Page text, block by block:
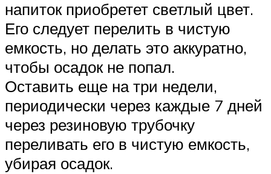
напиток приобретет светлый цвет.
Его следует перелить в чистую
емкость, но делать это аккуратно,
чтобы осадок не попал.
Оставить еще на три недели,
периодически через каждые 7 дней
через резиновую трубочку
переливать его в чистую емкость,
убирая осадок.